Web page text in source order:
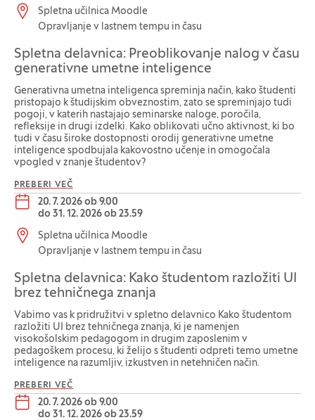
Lokacija dogodka:
Spletna učilnica Moodle
Opravljanje v lastnem tempu in času
Spletna delavnica: Preoblikovanje nalog v času
generativne umetne inteligence
Generativna umetna inteligenca spreminja način, kako študenti
pristopajo k študijskim obveznostim, zato se spreminjajo tudi
pogoji, v katerih nastajajo seminarske naloge, poročila,
refleksije in drugi izdelki. Kako oblikovati učno aktivnost, ki bo
tudi v času široke dostopnosti orodij generativne umetne
inteligence spodbujala kakovostno učenje in omogočala
vpogled v znanje študentov?
PREBERI VEČ
Datum dogodka:
20. 7. 2026 ob 9.00
do 31. 12. 2026 ob 23.59
Lokacija dogodka:
Spletna učilnica Moodle
Opravljanje v lastnem tempu in času
Spletna delavnica: Kako študentom razložiti UI
brez tehničnega znanja
Vabimo vas k pridružitvi v spletno delavnico Kako študentom
razložiti UI brez tehničnega znanja, ki je namenjen
visokošolskim pedagogom in drugim zaposlenim v
pedagoškem procesu, ki želijo s študenti odpreti temo umetne
inteligence na razumljiv, izkustven in netehničen način.
PREBERI VEČ
Datum dogodka:
20. 7. 2026 ob 9.00
do 31. 12. 2026 ob 23.59